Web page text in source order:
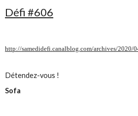
Défi #606
http://samedidefi.canalblog.com/archives/2020/
Détendez-vous !
Sofa